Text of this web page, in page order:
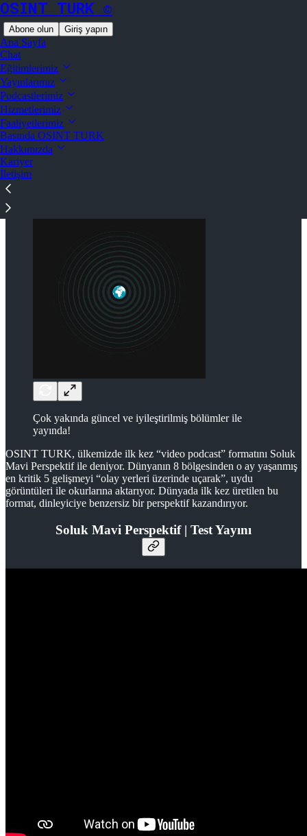
OSINT TURK ©
Abone olun Giriş yapın
Ana Sayfa
Chat
Eğitimlerimiz
Yayınlarımız
Podcastlerimiz
Hizmetlerimiz
Faaliyetlerimiz
Basında OSINT TURK
Hakkımızda
Kariyer
İletişim
Soluk Mavi Perspektif
Çok yakında güncel ve iyileştirilmiş bölümler ile
yayında!
OSINT TURK, ülkemizde ilk kez “video podcast” formatını Soluk
Mavi Perspektif ile deniyor. Dünyanın 8 bölgesinden o ay yaşanmış
en kritik 5 gelişmeyi “olay yerleri üzerinde uçarak”, uydu
görüntüleri ile okurlarına aktarıyor. Dünyada ilk kez üretilen bu
format, dinleyiciye benzersiz bir perspektif kazandırıyor.
Soluk Mavi Perspektif | Test Yayını